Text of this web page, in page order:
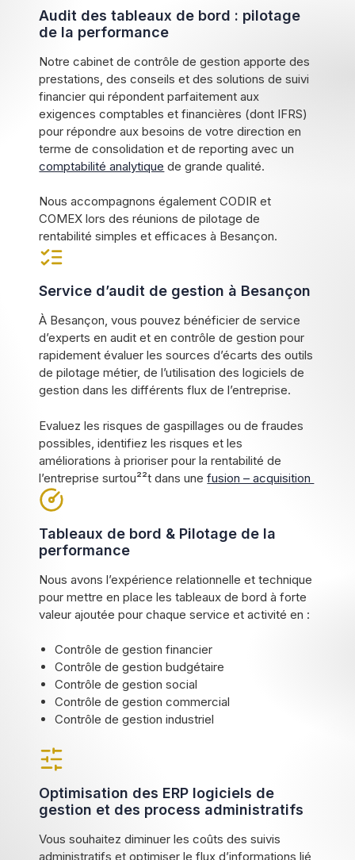
Audit des tableaux de bord : pilotage
de la performance
Notre cabinet de contrôle de gestion apporte des
prestations, des conseils et des solutions de suivi
financier qui répondent parfaitement aux
exigences comptables et financières (dont IFRS)
pour répondre aux besoins de votre direction en
terme de consolidation et de reporting avec un
comptabilité analytique de grande qualité.
Nous accompagnons également CODIR et
COMEX lors des réunions de pilotage de
rentabilité simples et efficaces à Besançon.
Service d’audit de gestion à Besançon
À Besançon, vous pouvez bénéficier de service
d’experts en audit et en contrôle de gestion pour
rapidement évaluer les sources d’écarts des outils
de pilotage métier, de l’utilisation des logiciels de
gestion dans les différents flux de l’entreprise.
Evaluez les risques de gaspillages ou de fraudes
possibles, identifiez les risques et les
améliorations à prioriser pour la rentabilité de
l’entreprise surtou²²t dans unefusion – acquisition
Tableaux de bord & Pilotage de la
performance
Nous avons l’expérience relationnelle et technique
pour mettre en place les tableaux de bord à forte
valeur ajoutée pour chaque service et activité en :
Contrôle de gestion financier
Contrôle de gestion budgétaire
Contrôle de gestion social
Contrôle de gestion commercial
Contrôle de gestion industriel
Optimisation des ERP logiciels de
gestion et des process administratifs
Vous souhaitez diminuer les coûts des suivis
administratifs et optimiser le flux d’informations lié